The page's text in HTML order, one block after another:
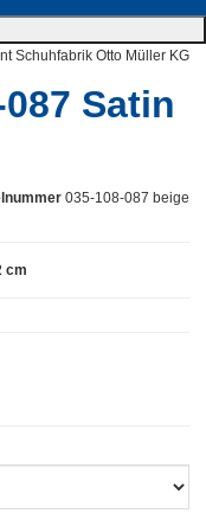
Satin
035-108-087 beige
cm